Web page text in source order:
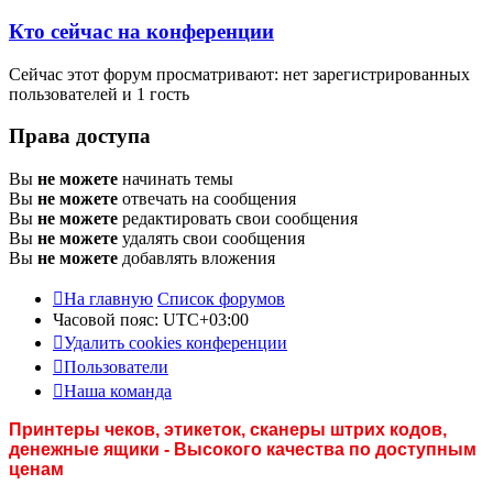
Кто сейчас на конференции
Сейчас этот форум просматривают: нет зарегистрированных
пользователей и 1 гость
Права доступа
Вы не можете начинать темы
Вы не можете отвечать на сообщения
Вы не можете редактировать свои сообщения
Вы не можете удалять свои сообщения
Вы не можете добавлять вложения
На главную Список форумов
Часовой пояс: UTC+03:00
Удалить cookies конференции
Пользователи
Наша команда
Принтеры чеков, этикеток, сканеры штрих кодов,
денежные ящики - Высокого качества по доступным
ценам